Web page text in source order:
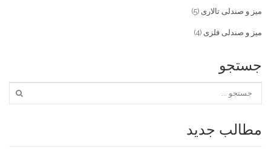
میز و صندلی تالاری (5)
میز و صندلی فلزی (4)
جستجو
مطالب جدید